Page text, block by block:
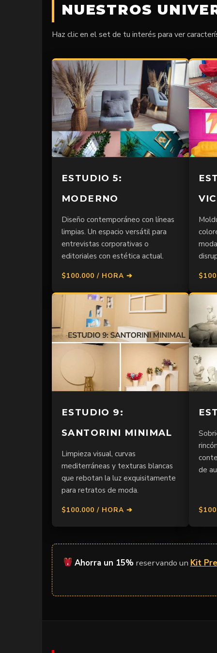
NUESTROS
Haz clic en el set de tu interés para ver
ESTUDIO 5:
MODERNO
Diseño contemporáneo con líneas
limpias. Un espacio versátil para
entrevistas corporativas o
editoriales con estética actual.
$100.000 / HORA ➔
ESTUDIO 9:
SANTORINI MINIMAL
Limpieza visual, curvas
mediterráneas y texturas blancas
que rebotan la luz exquisitamente
para retratos de moda.
$100.000 / HORA ➔
de
Ahorra un 15% reservando un Kit